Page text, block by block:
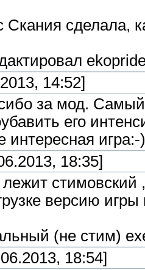
сделала,
14:52]
за мод.
его
интересная
18:35]
стимовский
версию
(не стим)
18:54]